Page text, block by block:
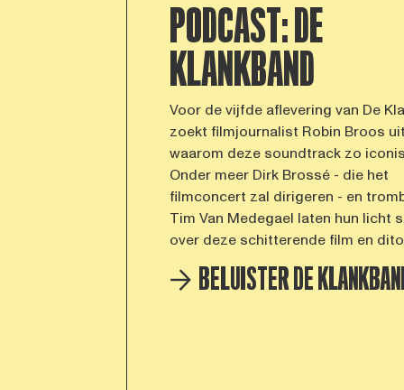
PODCAST: DE
KLANKBAND
Voor de vijfde aflevering van De
zoekt filmjournalist Robin Broos uit
waarom deze soundtrack zo
Onder meer Dirk Brossé - die het
filmconcert zal dirigeren - en
Tim Van Medegael laten hun licht
over deze schitterende film en
BELUISTER DE